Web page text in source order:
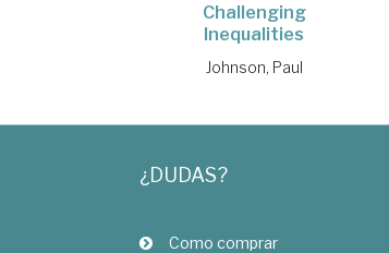
Challenging
Inequalities
Johnson, Paul
¿DUDAS?
Como comprar